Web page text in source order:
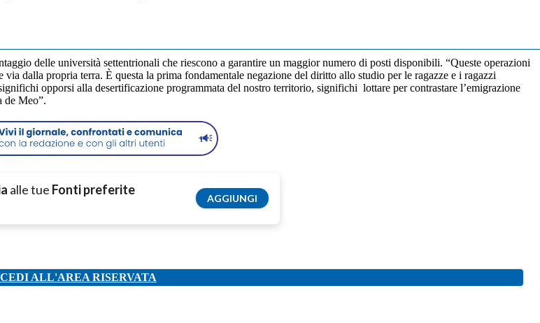
delle università settentrionali che riescono a garantire un maggior numero di posti disponibili. “Queste operazioni
dalla propria terra. È questa la prima fondamentale negazione del diritto allo studio per le ragazze e i ragazzi
opporsi alla desertificazione programmata del nostro territorio, significhi lottare per contrastare l’emigrazione
de Meo”.
alle tue Fonti preferite
AGGIUNGI
ALL'AREA RISERVATA